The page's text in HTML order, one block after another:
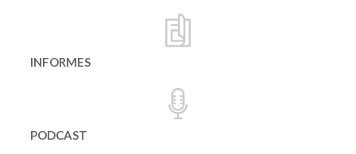
INFORMES
PODCAST